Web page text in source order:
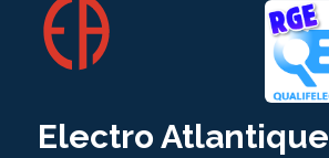
Electro Atlantique